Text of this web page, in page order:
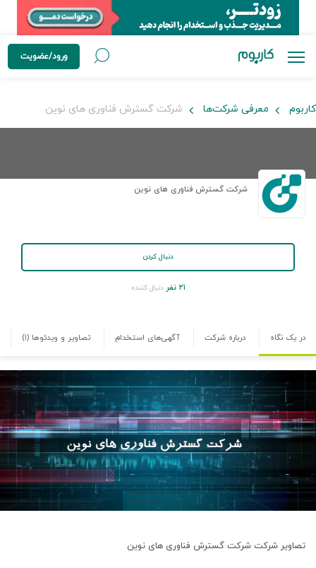
ورود/عضویت
کاربوم معرفی شرکت‌ها شرکت گسترش فناوری های نوین
شرکت گسترش فناوری های نوین
دنبال کردن
۲۱ نفر دنبال کننده
در یک نگاه درباره شرکت آگهی‌های استخدام تصاویر و ویدئوها (۱)
تصاویر شرکت شرکت گسترش فناوری های نوین